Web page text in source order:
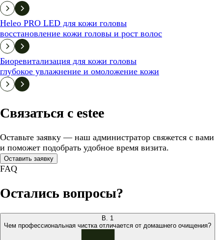
Heleo PRO LED для кожи головы
восстановление кожи головы и рост волос
Биоревитализация для кожи головы
глубокое увлажнение и омоложение кожи
Связаться с estee
Оставьте заявку — наш администратор свяжется с вами
и поможет подобрать удобное время визита.
Оставить заявку
FAQ
Остались вопросы?
В. 1
Чем профессиональная чистка отличается от домашнего очищения?